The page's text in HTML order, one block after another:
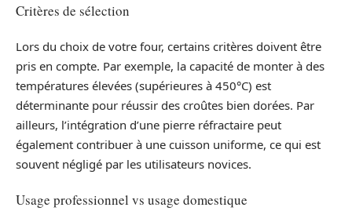
Critères de sélection
Lors du choix de votre four, certains critères doivent être
pris en compte. Par exemple, la capacité de monter à des
températures élevées (supérieures à 450°C) est
déterminante pour réussir des croûtes bien dorées. Par
ailleurs, l’intégration d’une pierre réfractaire peut
également contribuer à une cuisson uniforme, ce qui est
souvent négligé par les utilisateurs novices.
Usage professionnel vs usage domestique